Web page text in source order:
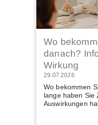
Wo
danach?
Wirkung
29.07.2026
Wo bekommen
lange haben Sie
Auswirkungen